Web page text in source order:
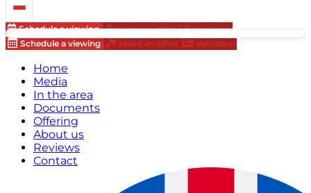
Schedule a viewing Make an offer!
Valuation
Schedule a viewing
Make an offer! Valuation
Home
Media
In the area
Documents
Offering
About us
Reviews
Contact